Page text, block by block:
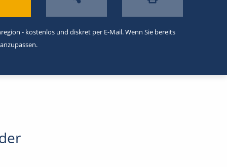
- kostenlos und diskret per E-Mail. Wenn Sie bereits